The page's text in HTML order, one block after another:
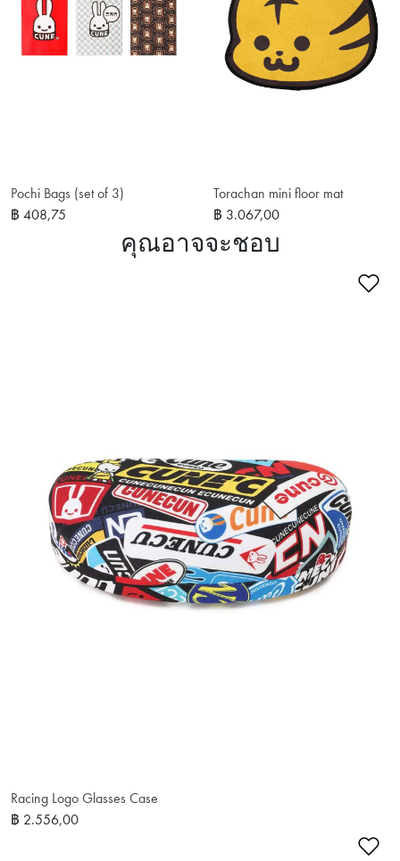
Pochi Bags (set of 3)
฿ 408,75
Torachan mini floor mat
฿ 3.067,00
คุณอาจจะชอบ
เ
Racing Logo Glasses Case
฿ 2.556,00
เ